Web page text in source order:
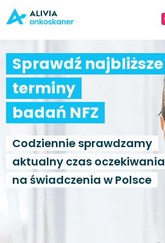
Sprawdź najbliższe
terminy
badań NFZ
Codziennie sprawdzamy
aktualny czas oczekiwania
na świadczenia w Polsce